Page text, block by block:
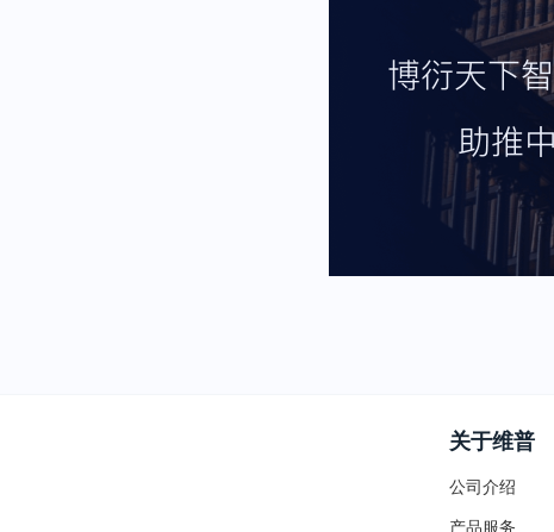
关于维普
公司介绍
产品服务